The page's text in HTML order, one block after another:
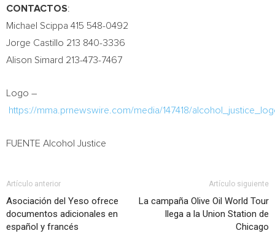
CONTACTOS:
Michael Scippa 415 548-0492
Jorge Castillo 213 840-3336
Alison Simard 213-473-7467
Logo –
https://mma.prnewswire.com/media/147418/
FUENTE Alcohol Justice
Artículo anterior
Asociación del Yeso ofrece
documentos adicionales en
español y francés
Artículo siguiente
La campaña Olive Oil World Tour
llega a la Union Station de
Chicago